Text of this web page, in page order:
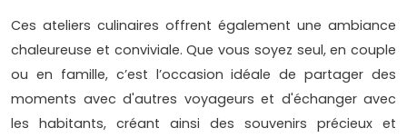
Ces ateliers culinaires offrent également une ambiance
chaleureuse et conviviale. Que vous soyez seul, en couple
ou en famille, c’est l’occasion idéale de partager des
moments avec d'autres voyageurs et d'échanger avec
les habitants, créant ainsi des souvenirs précieux et